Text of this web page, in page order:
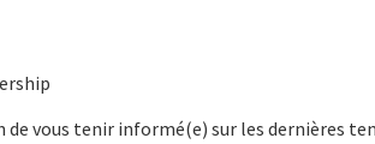
de vous tenir informé(e) sur les dernières